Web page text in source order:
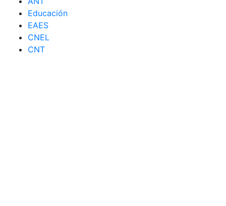
Educación
EAES
CNEL
CNT